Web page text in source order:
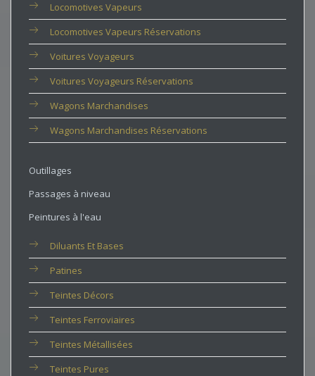
Locomotives Vapeurs
Locomotives Vapeurs Réservations
Voitures Voyageurs
Voitures Voyageurs Réservations
Wagons Marchandises
Wagons Marchandises Réservations
Outillages
Passages à niveau
Peintures à l'eau
Diluants Et Bases
Patines
Teintes Décors
Teintes Ferroviaires
Teintes Métallisées
Teintes Pures